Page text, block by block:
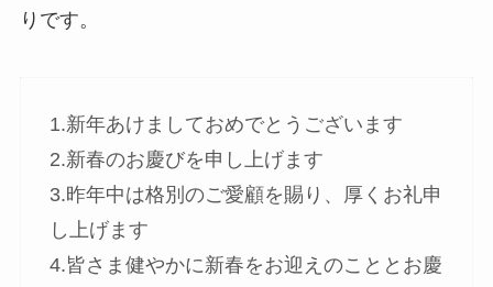
りです。
1.新年あけましておめでとうございます
2.新春のお慶びを申し上げます
3.昨年中は格別のご愛顧を賜り、厚くお礼申
し上げます
4.皆さま健やかに新春をお迎えのこととお慶